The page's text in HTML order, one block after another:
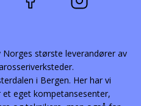
Norges største leverandører av
i Bergen. Her har vi
eget kompetansesenter,